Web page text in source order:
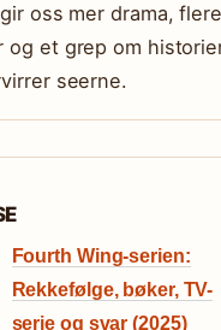
oss mer drama, flere
og et grep om
seerne.
Fourth Wing-serien:
Rekkefølge, bøker, TV-
serie og svar (2025)